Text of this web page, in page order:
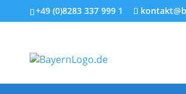
+49 (0)8283 337 999 1